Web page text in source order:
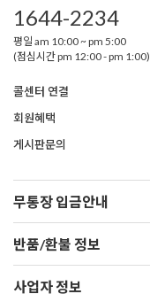
1644-2234
평일 am 10:00 ~ pm 5:00
(점심시간 pm 12:00 - pm 1:00)
콜센터 연결
회원혜택
게시판문의
무통장 입금안내
반품/환불 정보
사업자 정보